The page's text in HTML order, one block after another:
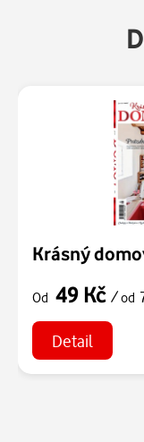
Krásný
Od 49 Kč /od
Detail